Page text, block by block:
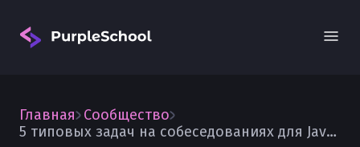
Главная Сообщество
5 типовых задач на собеседованиях для JavaScript-разработчиков